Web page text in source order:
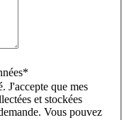
*
et stockées
Vous pouvez